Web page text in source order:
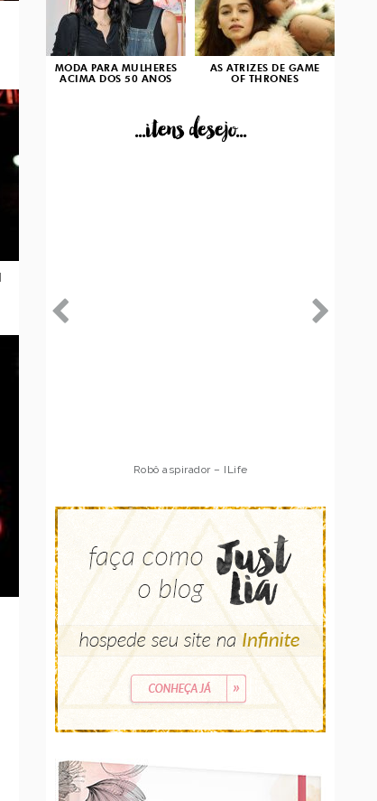
MODA PARA MULHERES
ACIMA DOS 50 ANOS
AS ATRIZES DE GAME
OF THRONES
...itens desejo...
Robô aspirador – ILife